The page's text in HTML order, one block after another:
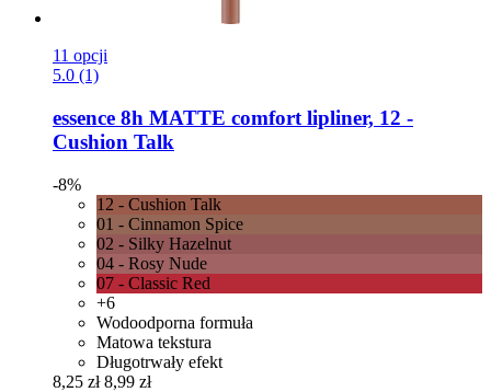
11 opcji
5.0 (1)
essence 8h MATTE comfort lipliner, 12 -​
Cushion Talk
-8%
12 - Cushion Talk
01 - Cinnamon Spice
02 - Silky Hazelnut
04 - Rosy Nude
07 - Classic Red
+6
Wodoodporna formuła
Matowa tekstura
Długotrwały efekt
8,25 zł 8,99 zł